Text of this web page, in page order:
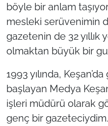
böyle bir anlam
mesleki serüvenimin
gazetenin de 32 yıllık
olmaktan büyük bir
1993 yılında,
başlayan Medya
işleri müdürü olarak
genç bir
Flaş Haber
Magazin
İş Dünyası